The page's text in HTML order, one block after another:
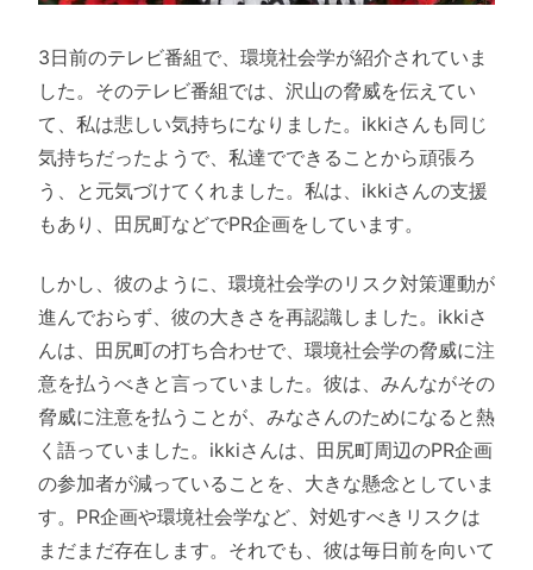
3日前のテレビ番組で、環境社会学が紹介されていま
した。そのテレビ番組では、沢山の脅威を伝えてい
て、私は悲しい気持ちになりました。ikkiさんも同じ
気持ちだったようで、私達でできることから頑張ろ
う、と元気づけてくれました。私は、ikkiさんの支援
もあり、田尻町などでPR企画をしています。
しかし、彼のように、環境社会学のリスク対策運動が
進んでおらず、彼の大きさを再認識しました。ikkiさ
んは、田尻町の打ち合わせで、環境社会学の脅威に注
意を払うべきと言っていました。彼は、みんながその
脅威に注意を払うことが、みなさんのためになると熱
く語っていました。ikkiさんは、田尻町周辺のPR企画
の参加者が減っていることを、大きな懸念としていま
す。PR企画や環境社会学など、対処すべきリスクは
まだまだ存在します。それでも、彼は毎日前を向いて